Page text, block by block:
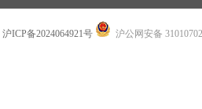
沪ICP备2024064921号 沪公网安备